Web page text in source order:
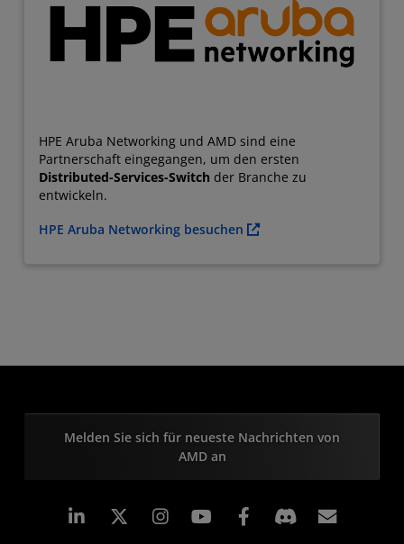
HPE Aruba Networking und AMD sind eine
Partnerschaft eingegangen, um den ersten
Distributed-Services-Switch der Branche zu
entwickeln.
HPE Aruba Networking besuchen
Melden Sie sich für neueste Nachrichten von
AMD an
LinkedIn Instagram Facebook